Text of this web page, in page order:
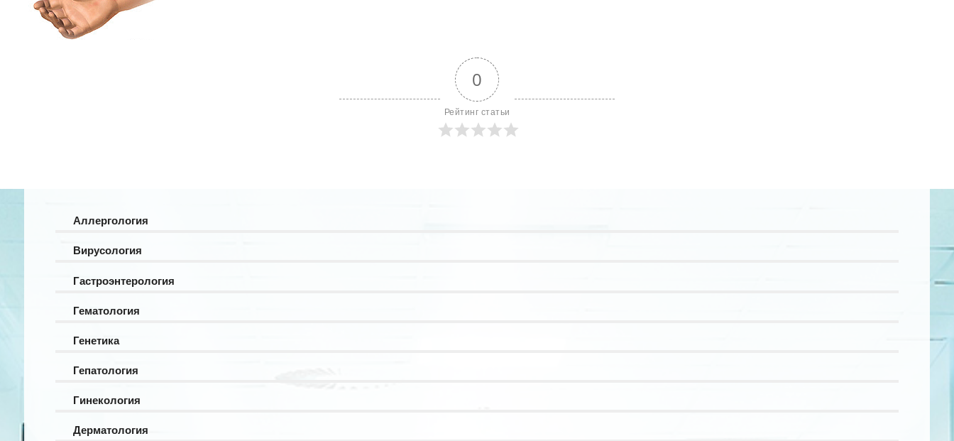
0
Рейтинг статьи
Аллергология
Вирусология
Гастроэнтерология
Гематология
Генетика
Гепатология
Гинекология
Дерматология